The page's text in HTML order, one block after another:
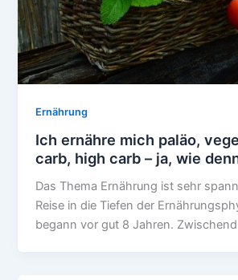
Ernährung
Ich ernähre mich paläo,
carb, high carb – ja, wie
Das Thema Ernährung ist sehr
Reise in die Tiefen der
begann vor gut 8 Jahren.